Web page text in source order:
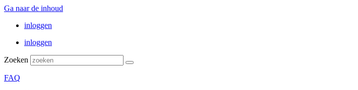
Ga naar de inhoud
inloggen
inloggen
Zoeken
FAQ